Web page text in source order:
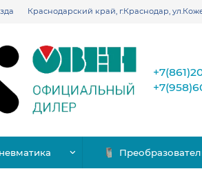
Краснодарский край, г.Краснодар,